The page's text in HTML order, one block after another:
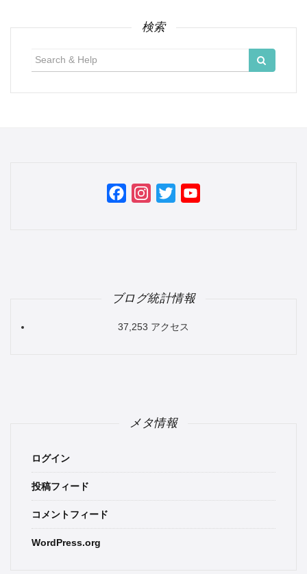
検索
FacebookInstagram
Twitter
ブログ統計情報
37,253 アクセス
メタ情報
ログイン
投稿フィード
コメントフィード
WordPress.org